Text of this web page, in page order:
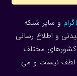
و سایر شبکه
و اطلاع رسانی
کشورهای مختلف
لطف نیست و می